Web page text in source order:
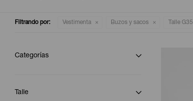
Filtrando por: Vestimenta Buzos y sacos Talle G35
Categorías
Talle